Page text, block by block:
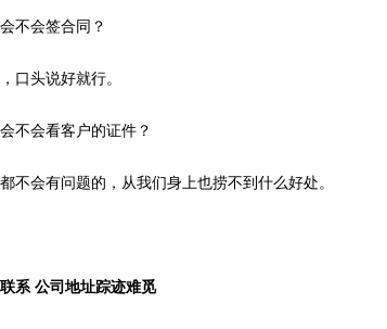
会签合同？
头说好就行。
会看客户的证件？
会有问题的，从我们身上也捞不到什么好处。
公司地址踪迹难觅